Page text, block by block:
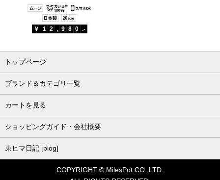
￥ 1 2 , 9 8 0 .-
トップページ
ブランド＆カテゴリ一覧
カートを見る
ショッピングガイド・会社概要
東ヒマ日記 [blog]
COPYRIGHT © MilesPot CO.,LTD.